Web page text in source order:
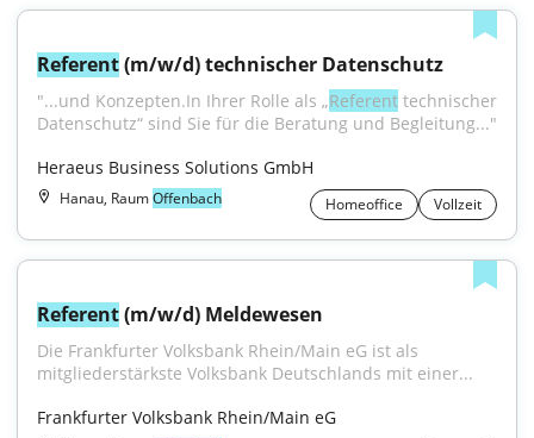
Referent (m/w/d) technischer Datenschutz
"...und Konzepten.In Ihrer Rolle als „Referent technischer
Datenschutz“ sind Sie für die Beratung und Begleitung..."
Heraeus Business Solutions GmbH
Hanau, RaumOffenbach Homeoffice Vollzeit
Referent (m/w/d) Meldewesen
Die Frankfurter Volksbank Rhein/Main eG ist als
mitgliederstärkste Volksbank Deutschlands mit einer...
Frankfurter Volksbank Rhein/Main eG